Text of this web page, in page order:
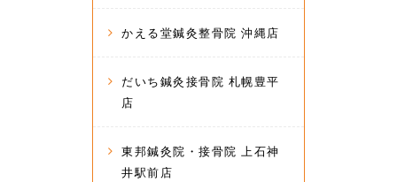
かえる堂鍼灸整骨院 沖縄店
だいち鍼灸接骨院 札幌豊平
店
東邦鍼灸院・接骨院 上石神
井駅前店